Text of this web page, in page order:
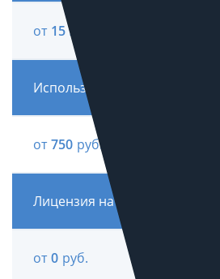
от 15 900
Использование Tilda
от 750 руб. / мес.
Лицензия на готовое решение
от 0 руб.